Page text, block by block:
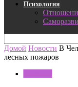
Психология
Домой Новости В
лесных пожаров